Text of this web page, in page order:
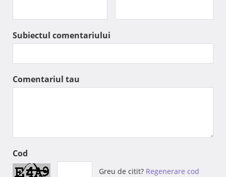
Subiectul comentariului
Comentariul tau
Cod
Greu de citit? Regenerare cod